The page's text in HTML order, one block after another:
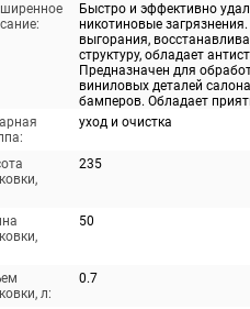
Быстро и эффективно
никотиновые
выгорания,
структуру, обладает
Предназначен для
виниловых деталей
бамперов. Обладает
уход и очистка
235
50
л:
0.7